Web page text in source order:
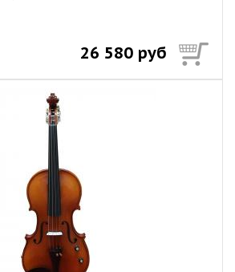
26 580 руб